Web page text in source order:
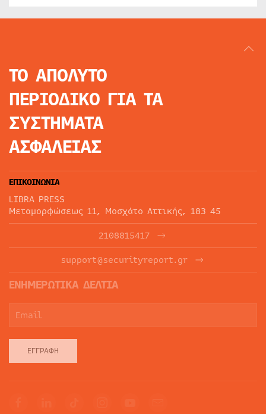
ΤΟ ΑΠΟΛΥΤΟ
ΠΕΡΙΟΔΙΚΟ ΓΙΑ ΤΑ
ΣΥΣΤΗΜΑΤΑ
ΑΣΦΑΛΕΙΑΣ
ΕΠΙΚΟΙΝΩΝΙΑ
LIBRA PRESS
Μεταμορφώσεως 11, Μοσχάτο Αττικής, 183 45
2108815417
support@securityreport.gr
ΕΝΗΜΕΡΩΤΙΚΑ ΔΕΛΤΙΑ
ΕΓΓΡΑΦΉ